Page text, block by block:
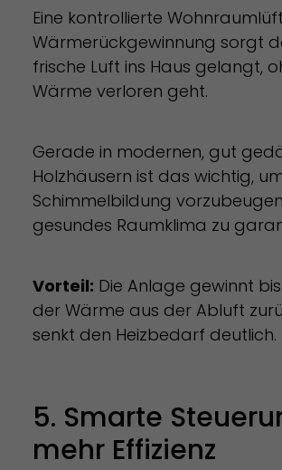
Eine kontrollierte
Wärmerückgewinnung sorgt
frische Luft ins Haus gelangt,
Wärme verloren geht.
Gerade in modernen, gut
Holzhäusern ist das wichtig,
Schimmelbildung
gesundes Raumklima zu
Vorteil: Die Anlage gewinnt bis
der Wärme aus der Abluft
senkt den Heizbedarf deutlich.
5. Smarte
mehr Effizienz